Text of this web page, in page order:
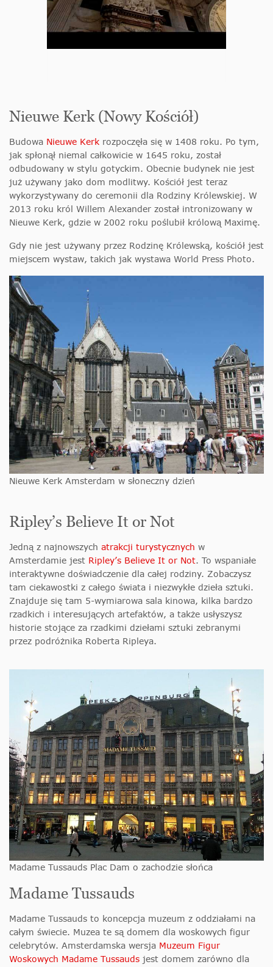
Nieuwe Kerk (Nowy Kościół)
Budowa Nieuwe Kerk rozpoczęła się w 1408 roku. Po tym,
jak spłonął niemal całkowicie w 1645 roku, został
odbudowany w stylu gotyckim. Obecnie budynek nie jest
już używany jako dom modlitwy. Kościół jest teraz
wykorzystywany do ceremonii dla Rodziny Królewskiej. W
2013 roku król Willem Alexander został intronizowany w
Nieuwe Kerk, gdzie w 2002 roku poślubił królową Maximę.
Gdy nie jest używany przez Rodzinę Królewską, kościół jest
miejscem wystaw, takich jak wystawa World Press Photo.
Nieuwe Kerk Amsterdam w słoneczny dzień
Ripley’s Believe It or Not
Jedną z najnowszych atrakcji turystycznych w
Amsterdamie jest Ripley’s Believe It or Not. To wspaniałe
interaktywne doświadczenie dla całej rodziny. Zobaczysz
tam ciekawostki z całego świata i niezwykłe dzieła sztuki.
Znajduje się tam 5-wymiarowa sala kinowa, kilka bardzo
rzadkich i interesujących artefaktów, a także usłyszysz
historie stojące za rzadkimi dziełami sztuki zebranymi
przez podróżnika Roberta Ripleya.
Madame Tussauds Plac Dam o zachodzie słońca
Madame Tussauds
Madame Tussauds to koncepcja muzeum z oddziałami na
całym świecie. Muzea te są domem dla woskowych figur
celebrytów. Amsterdamska wersja Muzeum Figur
Woskowych Madame Tussauds jest domem zarówno dla